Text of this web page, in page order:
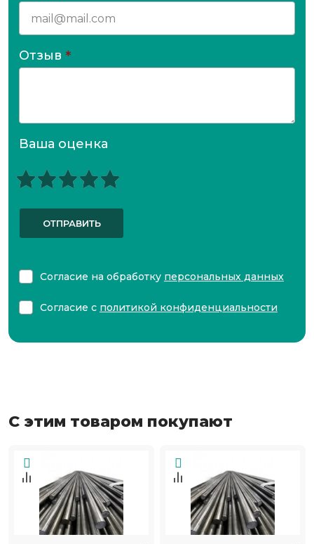
Отзыв *
Ваша оценка
ОТПРАВИТЬ
Согласие на обработку персональных данных
Согласие с политикой конфиденциальности
С этим товаром покупают